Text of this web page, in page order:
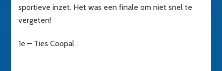
sportieve inzet. Het was een finale om niet snel te
vergeten!
1e – Ties Coopal